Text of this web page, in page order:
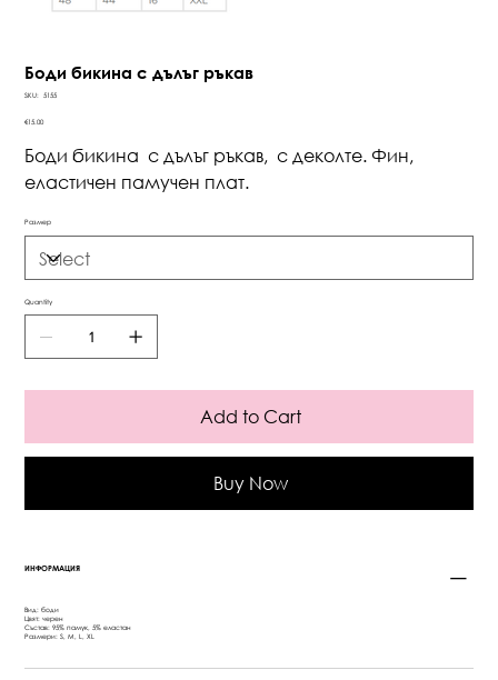
Боди бикина с дълъг ръкав
SKU:
SKU
5155
Price
€15.00
Боди бикина с дълъг ръкав, с деколте. Фин,
еластичен памучен плат.
Размер
Quantity
Add to Cart
Buy Now
ИНФОРМАЦИЯ
Вид: боди
Цвят: черен
Състав: 95% памук, 5% еластан
Размери: S, M, L, XL